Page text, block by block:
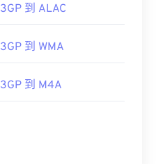
3GP 到 ALAC
3GP 到 WMA
3GP 到 M4A